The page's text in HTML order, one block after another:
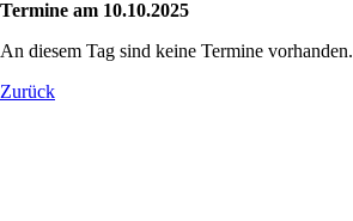
Termine am 10.10.2025
An diesem Tag sind keine Termine vorhanden.
Zurück